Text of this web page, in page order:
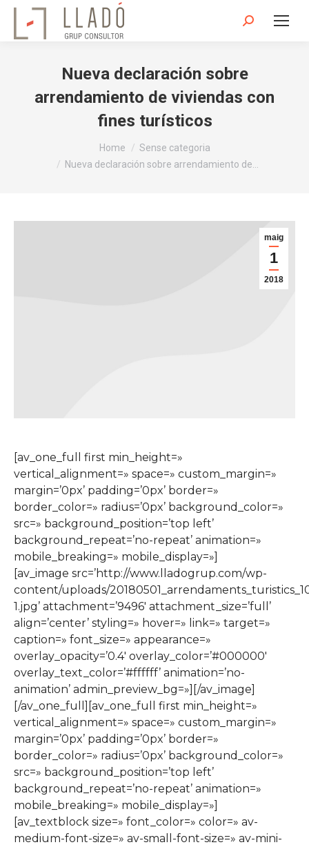
Search:
Nueva declaración sobre
arrendamiento de viviendas con
fines turísticos
Home
Sense categoria
Nueva declaración sobre arrendamiento de…
maig
1
2018
[av_one_full first min_height=»
vertical_alignment=» space=» custom_margin=»
margin=’0px’ padding=’0px’ border=»
border_color=» radius=’0px’ background_color=»
src=» background_position=’top left’
background_repeat=’no-repeat’ animation=»
mobile_breaking=» mobile_display=»]
[av_image src=’http://www.lladogrup.com/wp-
content/uploads/
1.jpg’ attachment=’9496′ attachment_size=’full’
align=’center’ styling=» hover=» link=» target=»
caption=» font_size=» appearance=»
overlay_opacity=’0.4′ overlay_color=’#000000′
overlay_text_color=’#ffffff’ animation=’no-
animation’ admin_preview_bg=»][/av_image]
[/av_one_full][av_one_full first min_height=»
vertical_alignment=» space=» custom_margin=»
margin=’0px’ padding=’0px’ border=»
border_color=» radius=’0px’ background_color=»
src=» background_position=’top left’
background_repeat=’no-repeat’ animation=»
mobile_breaking=» mobile_display=»]
[av_textblock size=» font_color=» color=» av-
medium-font-size=» av-small-font-size=» av-mini-